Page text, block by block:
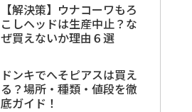
【解決策】ウナコーワもろ
こしヘッドは生産中止？な
ぜ買えないか理由６選
ドンキでへそピアスは買え
る？場所・種類・値段を徹
底ガイド！